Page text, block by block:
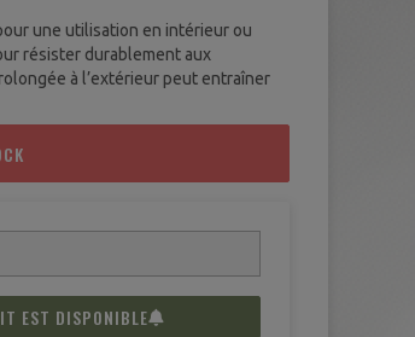
une utilisation en intérieur ou
résister durablement aux
à l’extérieur peut entraîner
EST DISPONIBLE